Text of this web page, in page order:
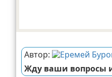
Автор:
Жду ваши вопросы